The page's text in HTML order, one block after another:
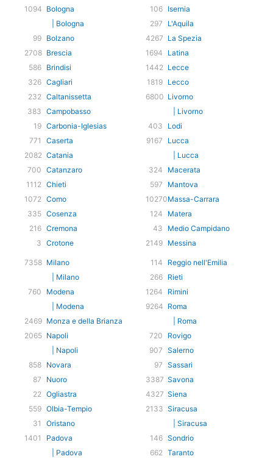
1094 Bologna
| Bologna
99 Bolzano
2708 Brescia
586 Brindisi
326 Cagliari
232 Caltanissetta
383 Campobasso
19 Carbonia-Iglesias
771
Caserta
2082 Catania
700 Catanzaro
1112 Chieti
1072 Como
335 Cosenza
216 Cremona
3 Crotone
106 Isernia
297
L'Aquila
4267 La Spezia
1694
Latina
1442 Lecce
1819 Lecco
6800 Livorno
| Livorno
403
Lodi
9167
Lucca
| Lucca
324
Macerata
597
Mantova
10270Massa-Carrara
124
Matera
43
Medio Campidano
2149 Messina
7358 Milano
| Milano
760
Modena
| Modena
2469 Monza e della Brianza
2065 Napoli
| Napoli
858 Novara
87
Nuoro
22 Ogliastra
559 Olbia-Tempio
31
Oristano
1401
Padova
| Padova
114
Reggio nell'Emilia
266 Rieti
1264
Rimini
9264 Roma
| Roma
720
Rovigo
907 Salerno
97 Sassari
3387 Savona
4327 Siena
2133 Siracusa
| Siracusa
146 Sondrio
662 Taranto